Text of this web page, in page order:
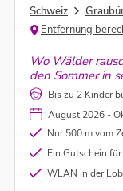
Schweiz
Entfernung
Wo Wälder
den Sommer in
leichtesten Form.
Bis zu 2 Kinder
August 2026 -
Nur 500 m vom
Ein Gutschein für einen Parkplatz
WLAN in der